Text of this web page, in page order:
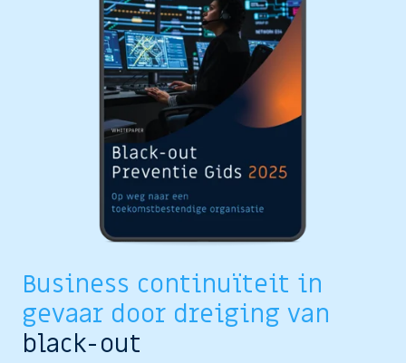
Business continuïteit in
gevaar door dreiging van
black-out